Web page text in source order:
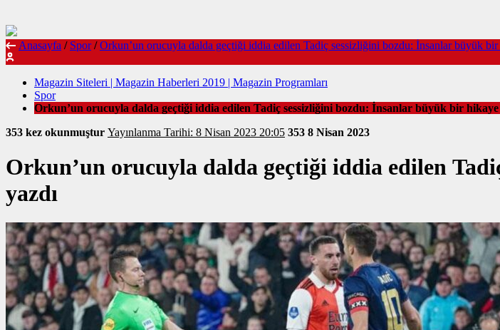
Anasayfa / Spor / Orkun’un orucuyla dalda geçtiği iddia edilen Tadiç sessizliğini bozdu: İnsanlar büyük bir
Magazin Siteleri | Magazin Haberleri 2019 | Magazin Programları
Spor
Orkun’un orucuyla dalda geçtiği iddia edilen Tadiç sessizliğini bozdu: İnsanlar büyük bir hikaye
353 kez okunmuştur
Yayınlanma Tarihi: 8 Nisan 2023 20:05 353 8 Nisan 2023
Orkun’un orucuyla dalda geçtiği iddia edilen
yazdı